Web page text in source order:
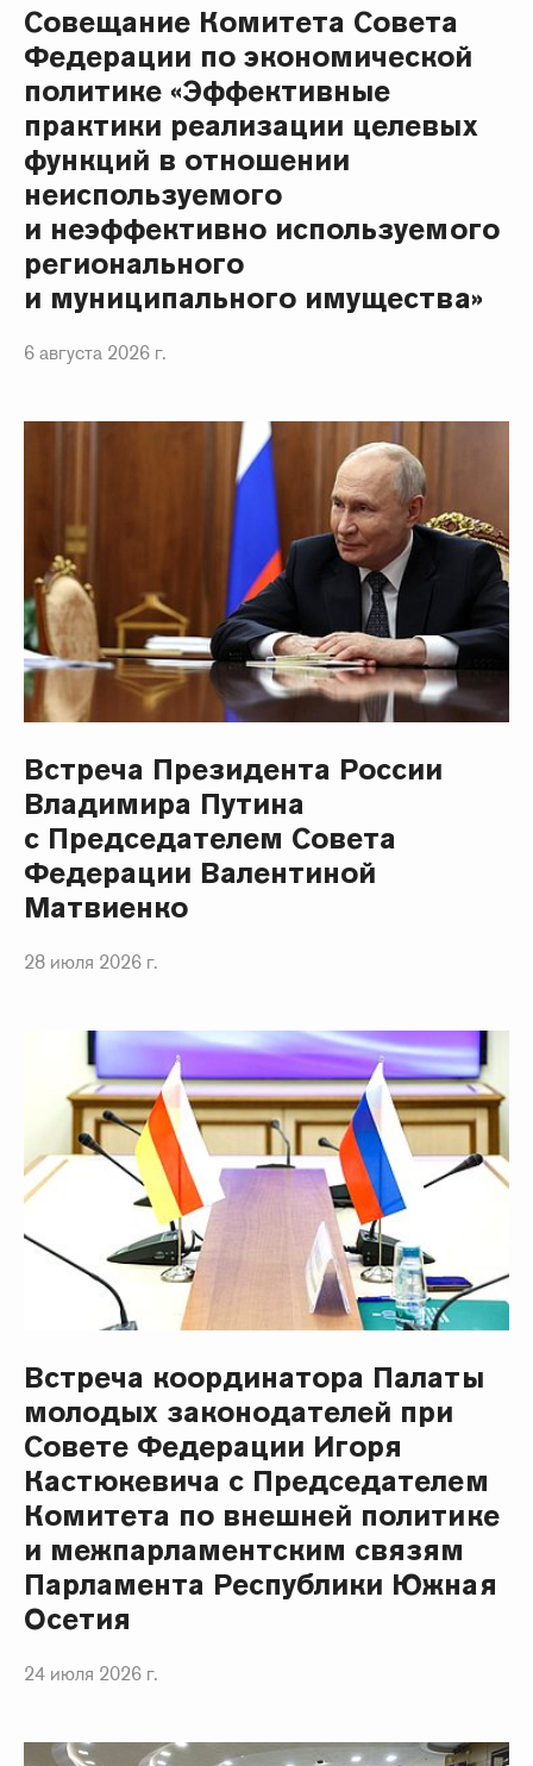
Совещание Комитета Совета
Федерации по экономической
политике «Эффективные
практики реализации целевых
функций в отношении
неиспользуемого
и неэффективно используемого
регионального
и муниципального имущества»
6 августа 2026 г.
Встреча Президента России
Владимира Путина
с Председателем Совета
Федерации Валентиной
Матвиенко
28 июля 2026 г.
Встреча координатора Палаты
молодых законодателей при
Совете Федерации Игоря
Кастюкевича с Председателем
Комитета по внешней политике
и межпарламентским связям
Парламента Республики Южная
Осетия
24 июля 2026 г.